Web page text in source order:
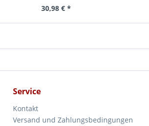
30,98 € *
Service
Kontakt
Versand und Zahlungsbedingungen